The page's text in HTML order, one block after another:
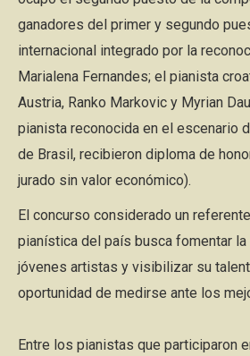
ganadores del primer y segundo
internacional integrado por la
Marialena Fernandes; el pianista
Austria, Ranko Markovic y Myrian
pianista reconocida en el escenario
de Brasil, recibieron diploma de
jurado sin valor económico).
El concurso considerado un
pianística del país busca fomentar
jóvenes artistas y visibilizar su
oportunidad de medirse ante los
Entre los pianistas que participaron